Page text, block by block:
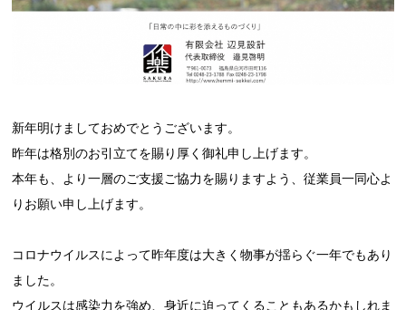
新年明けましておめでとうございます。
昨年は格別のお引立てを賜り厚く御礼申し上げます。
本年も、より一層のご支援ご協力を賜りますよう、従業員一同心よ
りお願い申し上げます。
コロナウイルスによって昨年度は大きく物事が揺らぐ一年でもあり
ました。
ウイルスは感染力を強め、身近に迫ってくることもあるかもしれま